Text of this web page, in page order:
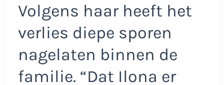
Volgens haar heeft het
verlies diepe sporen
nagelaten binnen de
familie. “Dat Ilona er